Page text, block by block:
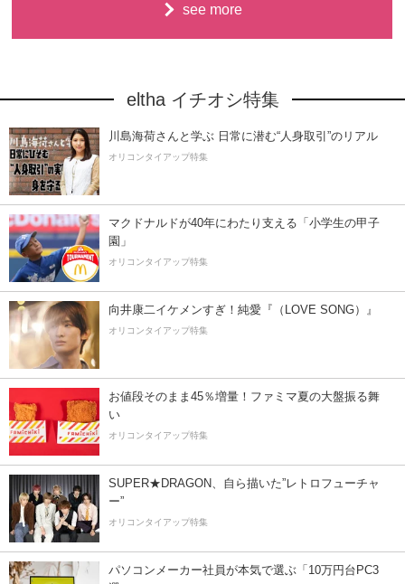
see more
eltha イチオシ特集
川島海荷さんと学ぶ 日常に潜む“人身取引”のリアル
オリコンタイアップ特集
マクドナルドが40年にわたり支える「小学生の甲子
園」
オリコンタイアップ特集
向井康二イケメンすぎ！純愛『（LOVE SONG）』
オリコンタイアップ特集
お値段そのまま45％増量！ファミマ夏の大盤振る舞
い
オリコンタイアップ特集
SUPER★DRAGON、自ら描いた”レトロフューチャ
ー”
オリコンタイアップ特集
パソコンメーカー社員が本気で選ぶ「10万円台PC3